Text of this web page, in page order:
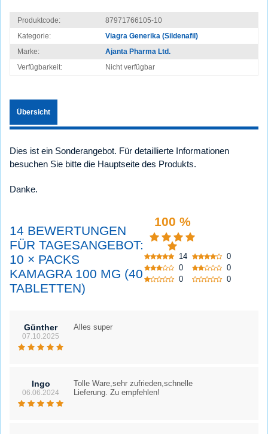
Produktcode:
87971766105-10
Kategorie:
Viagra Generika (Sildenafil)
Marke:
Ajanta Pharma Ltd.
Verfügbarkeit:
Nicht verfügbar
Übersicht
Dies ist ein Sonderangebot. Für detaillierte Informationen
besuchen Sie bitte die Hauptseite des Produkts.
Danke.
14 BEWERTUNGEN
FÜR TAGESANGEBOT:
10 × PACKS
KAMAGRA 100 MG (40
TABLETTEN)
100 %
14
0
0
0
0
0
Günther
07.10.2025
Alles super
Ingo
06.06.2024
Tolle Ware,sehr zufrieden,schnelle
Lieferung. Zu empfehlen!